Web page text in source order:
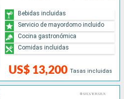
US$ 13,200 Tasas incluidas
Bebidas incluidas
Servicio de mayordomo incluido
Cocina gastronómica
Comidas incluidas